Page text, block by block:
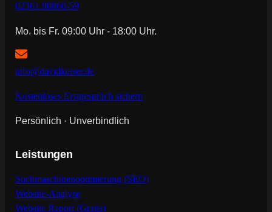
02361 90860-59
Mo. bis Fr. 09:00 Uhr - 18:00 Uhr.
info@davidkeiser.de
Kostenloses Erstgespräch sichern
Persönlich · Unverbindlich
Leistungen
Suchmaschinenoptimierung (SEO)
Website-Analyse
Website Report (Gratis)